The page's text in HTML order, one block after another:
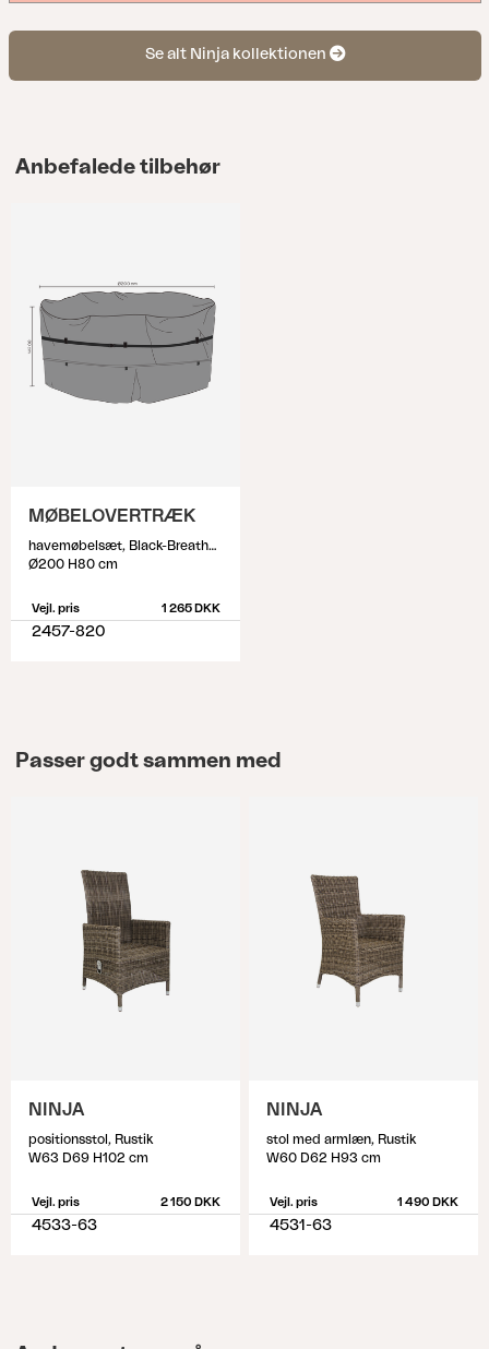
Se alt Ninja kollektionen
Anbefalede tilbehør
MØBELOVERTRÆK
havemøbelsæt, Black-Breathable
Ø200 H80 cm
Vejl. pris 1 265 DKK
2457-820
Passer godt sammen med
NINJA
positionsstol, Rustik
W63 D69 H102 cm
Vejl. pris 2 150 DKK
4533-63
NINJA
stol med armlæn, Rustik
W60 D62 H93 cm
Vejl. pris 1 490 DKK
4531-63